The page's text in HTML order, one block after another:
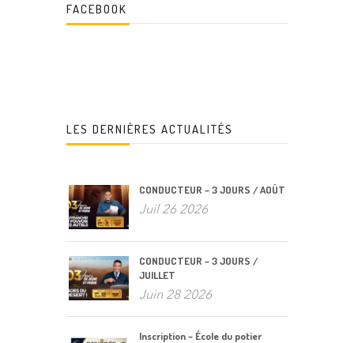
FACEBOOK
LES DERNIÈRES ACTUALITÉS
CONDUCTEUR – 3 JOURS / AOÛT
Juil 26 2026
CONDUCTEUR – 3 JOURS /
JUILLET
Juin 28 2026
Inscription – École du potier